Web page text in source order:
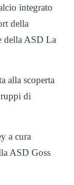
integrato
della
della ASD La
alla scoperta
di
a cura
ASD Goss